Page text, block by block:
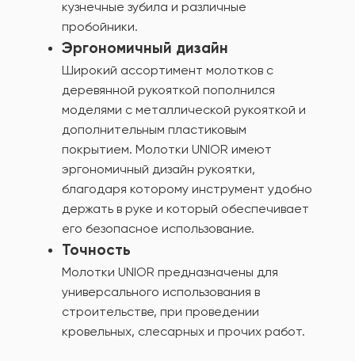
кузнечные зубила и различные
пробойники.
Эргономичный дизайн
Широкий ассортимент молотков с
деревянной рукояткой пополнился
моделями с металлической рукояткой и
дополнительным пластиковым
покрытием. Молотки UNIOR имеют
эргономичный дизайн рукоятки,
благодаря которому инструмент удобно
держать в руке и который обеспечивает
его безопасное использование.
Точность
Молотки UNIOR предназначены для
универсального использования в
строительстве, при проведении
кровельных, слесарных и прочих работ.